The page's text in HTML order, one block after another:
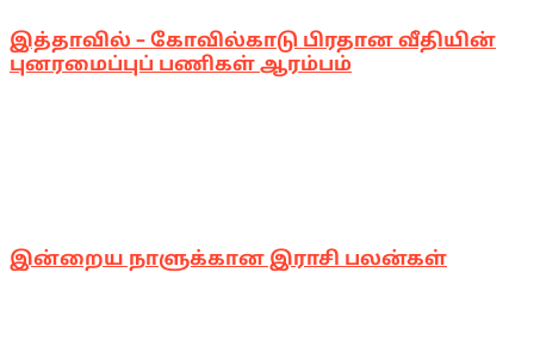
இத்தாவில் – கோவில்காடு பிரதான வீதியின்
புனரமைப்புப் பணிகள் ஆரம்பம்
இன்றைய நாளுக்கான இராசி பலன்கள்